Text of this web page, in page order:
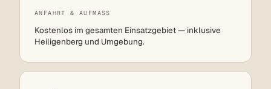
ANFAHRT & AUFMASS
Kostenlos im gesamten Einsatzgebiet — inklusive
Heiligenberg und Umgebung.